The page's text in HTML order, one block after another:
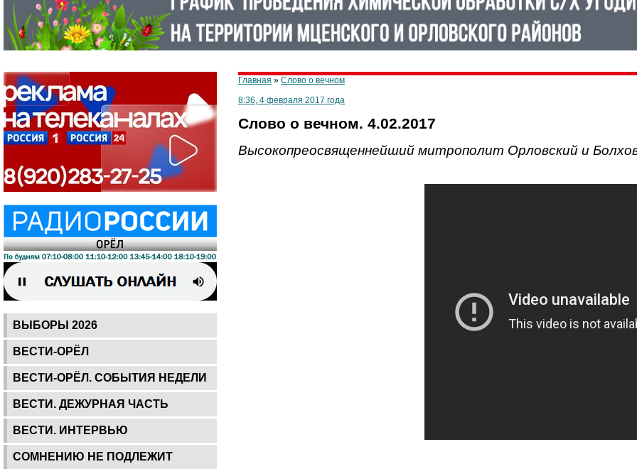
ВЫБОРЫ 2026
ВЕСТИ-ОРЁЛ
ВЕСТИ-ОРЁЛ. СОБЫТИЯ НЕДЕЛИ
ВЕСТИ. ДЕЖУРНАЯ ЧАСТЬ
ВЕСТИ. ИНТЕРВЬЮ
СОМНЕНИЮ НЕ ПОДЛЕЖИТ
Главная » Слово о вечном
8:36, 4 февраля 2017 года
Слово о вечном. 4.02.2017
Высокопреосвященнейший митрополит Орловский и